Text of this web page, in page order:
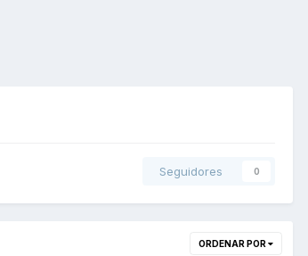
Seguidores 0
ORDENAR POR